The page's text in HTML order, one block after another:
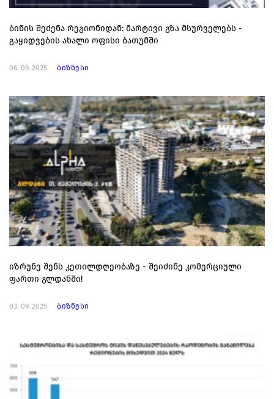
ბინის შეძენა რეგიონიდან: მარტივი გზა მსურველებს -
გაყიდვების ახალი ოფისი ბათუმში
06. 09. 2025 ბიზნესი
იზრუნე შენს კეთილდღეობაზე - შეიძინე კომერციული
ფართი გლდანში!
03. 09. 2025 ბიზნესი